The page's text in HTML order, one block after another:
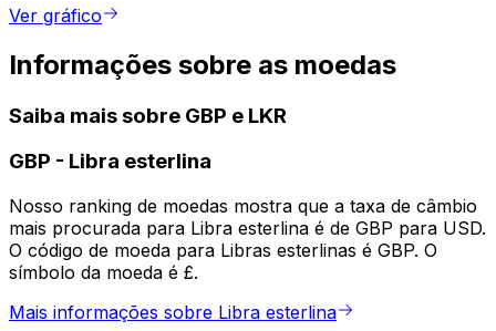
Ver gráfico
Informações sobre as moedas
Saiba mais sobre GBP e LKR
GBP - Libra esterlina
Nosso ranking de moedas mostra que a taxa de câmbio
mais procurada para Libra esterlina é de GBP para USD.
O código de moeda para Libras esterlinas é GBP. O
símbolo da moeda é £.
Mais informações sobre Libra esterlina